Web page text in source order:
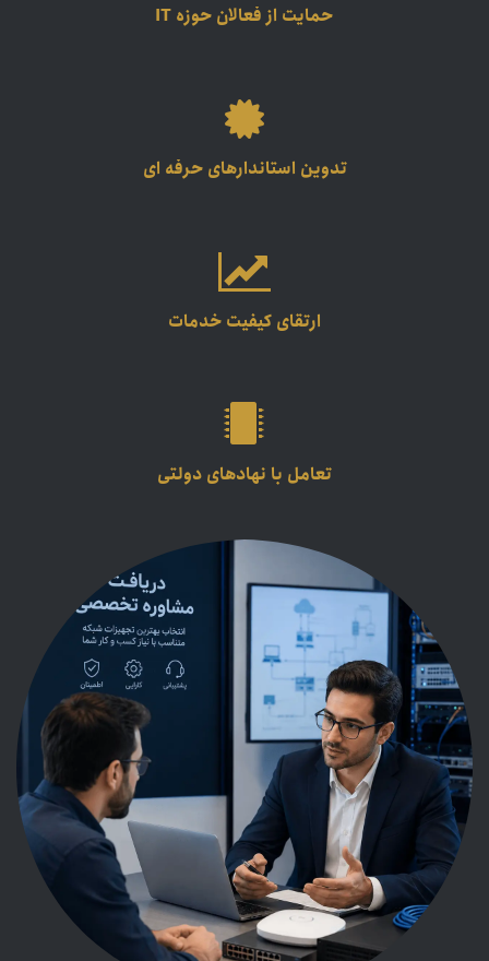
حمایت از فعالان حوزه IT
تدوین استاندارهای حرفه ای
ارتقای کیفیت خدمات
تعامل با نهادهای دولتی